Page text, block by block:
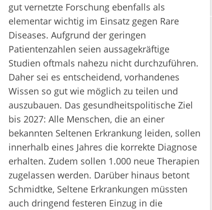
gut vernetzte Forschung ebenfalls als
elementar wichtig im Einsatz gegen Rare
Diseases. Aufgrund der geringen
Patientenzahlen seien aussagekräftige
Studien oftmals nahezu nicht durchzuführen.
Daher sei es entscheidend, vorhandenes
Wissen so gut wie möglich zu teilen und
auszubauen. Das gesundheitspolitische Ziel
bis 2027: Alle Menschen, die an einer
bekannten Seltenen Erkrankung leiden, sollen
innerhalb eines Jahres die korrekte Diagnose
erhalten. Zudem sollen 1.000 neue Therapien
zugelassen werden. Darüber hinaus betont
Schmidtke, Seltene Erkrankungen müssten
auch dringend festeren Einzug in die